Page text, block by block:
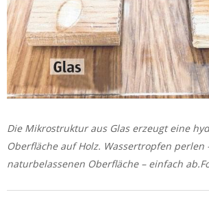
Die Mikrostruktur aus Glas erzeugt eine
Oberfläche auf Holz. Wassertropfen perlen
naturbelassenen Oberfläche – einfach